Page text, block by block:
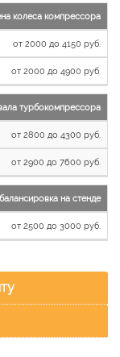
колеса компрессора
от 2000 до 4150 руб.
от 2000 до 4900 руб.
турбокомпрессора
от 2800 до 4300 руб.
от 2900 до 7600 руб.
на стенде
от 2500 до 3000 руб.